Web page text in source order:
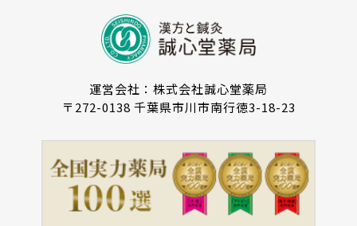
運営会社：株式会社誠心堂薬局
〒272-0138 千葉県市川市南行徳3-18-23